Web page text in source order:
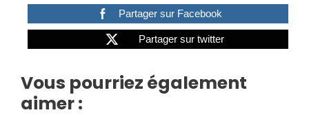
Partager sur Facebook
Partager sur twitter
Vous pourriez également
aimer :